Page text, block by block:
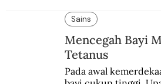
pembalasan.
Sains
Mencegah Bayi
Tetanus
Pada awal